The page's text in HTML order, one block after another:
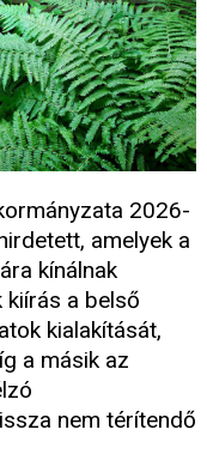
2026-
amelyek a
kínálnak
a belső
kialakítását,
a másik az
nem térítendő